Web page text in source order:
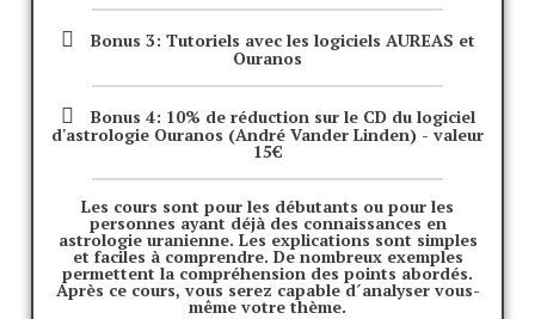
Bonus 3: Tutoriels avec les logiciels AUREAS et
Ouranos
Bonus 4: 10% de réduction sur le CD du logiciel
d'astrologie Ouranos (André Vander Linden) - valeur
15€
Les cours sont pour les débutants ou pour les
personnes ayant déjà des connaissances en
astrologie uranienne. Les explications sont simples
et faciles à comprendre. De nombreux exemples
permettent la compréhension des points abordés.
Après ce cours, vous serez capable d´analyser vous-
même votre thème.